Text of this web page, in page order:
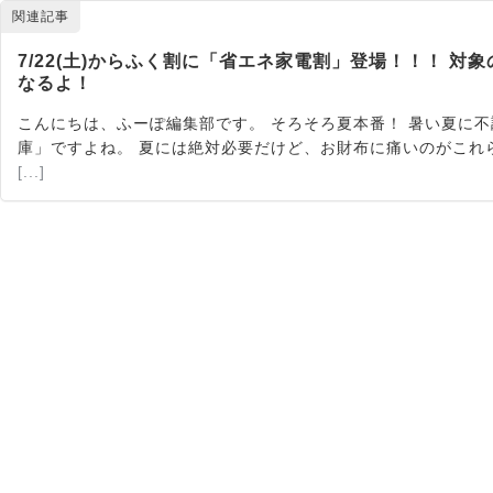
関連記事
7/22(土)からふく割に「省エネ家電割」登場！！！ 対
なるよ！
こんにちは、ふーぽ編集部です。 そろそろ夏本番！ 暑い夏に
庫」ですよね。 夏には絶対必要だけど、お財布に痛いのがこ
[...]